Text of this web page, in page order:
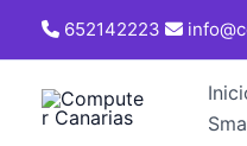
652142223